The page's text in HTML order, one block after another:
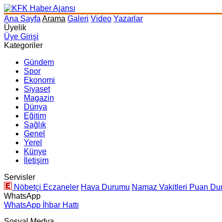
Ana Sayfa Arama Galeri Video Yazarlar
Üyelik
Üye Girişi
Kategoriler
Gündem
Spor
Ekonomi
Siyaset
Magazin
Dünya
Eğitim
Sağlık
Genel
Yerel
Künye
İletişim
Servisler
Nöbetçi Eczaneler Hava Durumu Namaz Vakitleri Puan
WhatsApp
WhatsApp İhbar Hattı